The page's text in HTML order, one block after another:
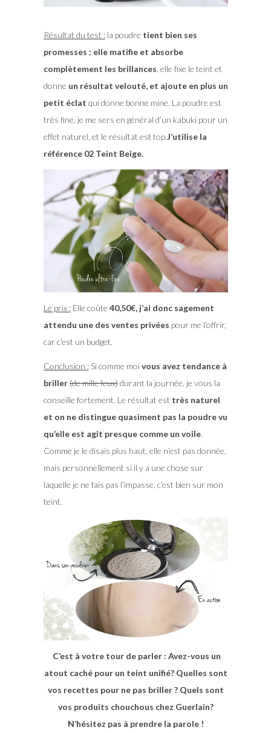
Résultat du test :la poudre tient bien ses
promesses : elle matifie et absorbe
complètement les brillances , elle fixe le teint et
donne un résultat velouté, et ajoute en plus un
petit éclat qui donne bonne mine. La poudre est
très fine, je me sers en général d’un kabuki pour un
effet naturel, et le résultat est top.J’utilise la
référence 02 Teint Beige.
Le prix :Elle coûte 40,50€, j’ai donc sagement
attendu une des ventes privées pour me l’offrir,
car c’est un budget.
Conclusion :Si comme moivous avez tendance à
briller(de mille feux)durant la journée, je vous la
conseille fortement. Le résultat est très naturel
et on ne distingue quasiment pas la poudre vu
qu’elle est agit presque comme un voile.
Comme je le disais plus haut, elle n’est pas donnée,
mais personnellement si il y a une chose sur
laquelle je ne fais pas l’impasse, c’est bien sur mon
teint.
C’est à votre tour de parler : Avez-vous un
atout caché pour un teint unifié? Quelles sont
vos recettes pour ne pas briller ? Quels sont
vos produits chouchous chez Guerlain?
N’hésitez pas à prendre la parole !